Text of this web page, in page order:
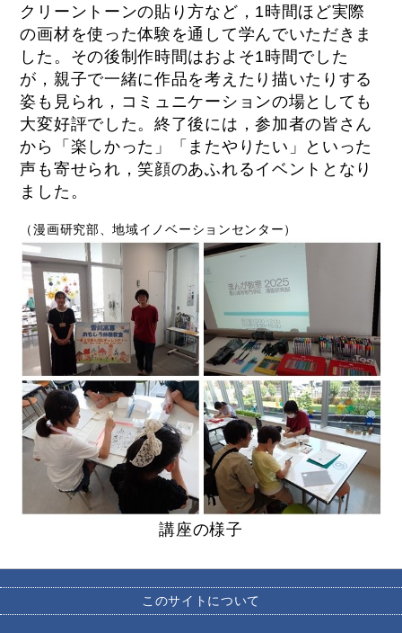
クリーントーンの貼り方など，1時間ほど実際
の画材を使った体験を通して学んでいただきま
した。その後制作時間はおよそ1時間でした
が，親子で一緒に作品を考えたり描いたりする
姿も見られ，コミュニケーションの場としても
大変好評でした。終了後には，参加者の皆さん
から「楽しかった」「またやりたい」といった
声も寄せられ，笑顔のあふれるイベントとなり
ました。
（漫画研究部、地域イノベーションセンター）
講座の様子
このサイトについて